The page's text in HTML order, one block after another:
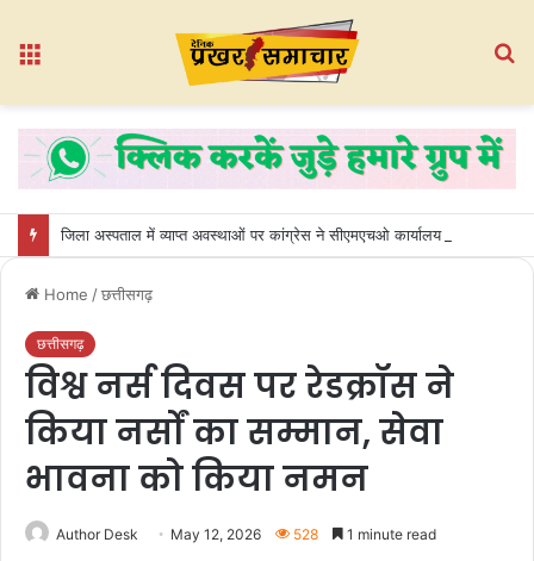
Home /छत्तीसगढ़
छत्तीसगढ़
विश्व नर्स दिवस पर रेडक्रॉस ने
किया नर्सों का सम्मान, सेवा
भावना को किया नमन
Author Desk May 12, 2026 528 1 minute read